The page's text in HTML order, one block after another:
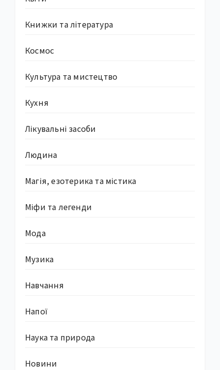
Книжки та література
Космос
Культура та мистецтво
Кухня
Лікувальні засоби
Людина
Магія, езотерика та містика
Міфи та легенди
Мода
Музика
Навчання
Напої
Наука та природа
Новини